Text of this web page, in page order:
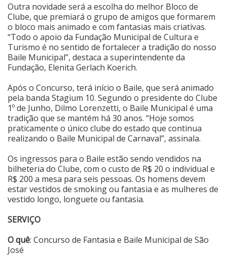
Outra novidade será a escolha do melhor Bloco de
Clube, que premiará o grupo de amigos que formarem
o bloco mais animado e com fantasias mais criativas.
“Todo o apoio da Fundação Municipal de Cultura e
Turismo é no sentido de fortalecer a tradição do nosso
Baile Municipal”, destaca a superintendente da
Fundação, Elenita Gerlach Koerich.
Após o Concurso, terá início o Baile, que será animado
pela banda Stagium 10. Segundo o presidente do Clube
1º de Junho, Dilmo Lorenzetti, o Baile Municipal é uma
tradição que se mantém há 30 anos. “Hoje somos
praticamente o único clube do estado que continua
realizando o Baile Municipal de Carnaval”, assinala.
Os ingressos para o Baile estão sendo vendidos na
bilheteria do Clube, com o custo de R$ 20 o individual e
R$ 200 a mesa para seis pessoas. Os homens devem
estar vestidos de smoking ou fantasia e as mulheres de
vestido longo, longuete ou fantasia.
SERVIÇO
O quê: Concurso de Fantasia e Baile Municipal de São
José